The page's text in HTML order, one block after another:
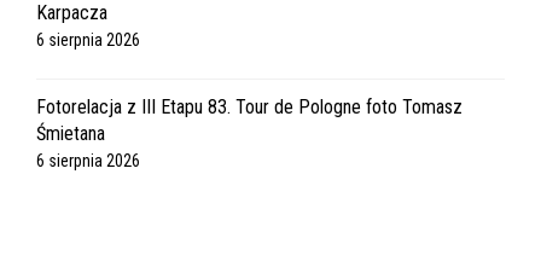
Karpacza
6 sierpnia 2026
Fotorelacja z III Etapu 83. Tour de Pologne foto Tomasz
Śmietana
6 sierpnia 2026